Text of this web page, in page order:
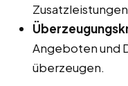
Angeboten und
überzeugen.